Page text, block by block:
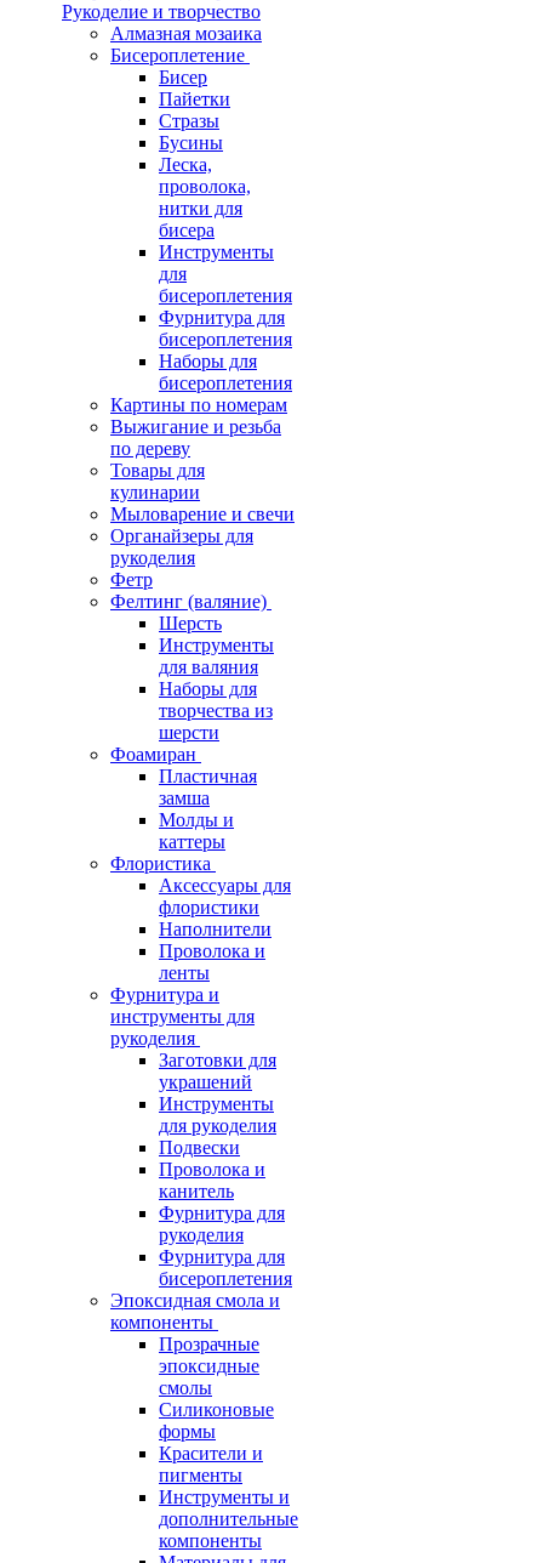
Рукоделие и творчество
Алмазная мозаика
Бисероплетение
Бисер
Пайетки
Стразы
Бусины
Леска,
проволока,
нитки для
бисера
Инструменты
для
бисероплетения
Фурнитура для
бисероплетения
Наборы для
бисероплетения
Картины по номерам
Выжигание и резьба
по дереву
Товары для
кулинарии
Мыловарение и свечи
Органайзеры для
рукоделия
Фетр
Фелтинг (валяние)
Шерсть
Инструменты
для валяния
Наборы для
творчества из
шерсти
Фоамиран
Пластичная
замша
Молды и
каттеры
Флористика
Аксессуары для
флористики
Наполнители
Проволока и
ленты
Фурнитура и
инструменты для
рукоделия
Заготовки для
украшений
Инструменты
для рукоделия
Подвески
Проволока и
канитель
Фурнитура для
рукоделия
Фурнитура для
бисероплетения
Эпоксидная смола и
компоненты
Прозрачные
эпоксидные
смолы
Силиконовые
формы
Красители и
пигменты
Инструменты и
дополнительные
компоненты